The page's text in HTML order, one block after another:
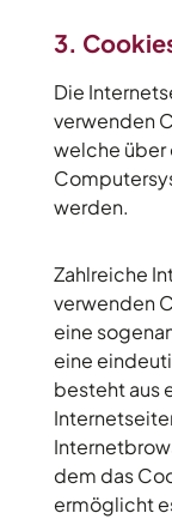
3.
Die
verwenden
welche über
werden.
Zahlreiche
verwenden
eine
eine
besteht aus
dem das
ermöglicht